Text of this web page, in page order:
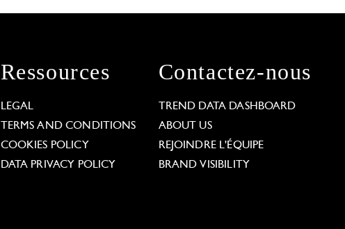
Ressources
LEGAL
TERMS AND CONDITIONS
COOKIES POLICY
DATA PRIVACY POLICY
Contactez-nous
TREND DATA DASHBOARD
ABOUT US
REJOINDRE L'ÉQUIPE
BRAND VISIBILITY